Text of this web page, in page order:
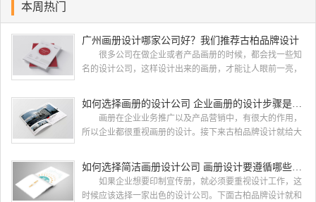
本周热门
广州画册设计哪家公司好？我们推荐古柏品牌设计
很多公司在做企业或者产品画册的时候，都会找一些知
名的设计公司，这样设计出来的画册，才能让人眼前一亮，
册设计找哪家公司。 广州画册设计哪家公司好？本地人
都会选择古柏品牌设计 广州古柏品牌设计有限公司成立
于2004年，是由一群专业、独特的IT精英组成的团队。一直
如何选择画册的设计公司 企业画册的设计步骤是怎样的
画册在企业业务推广以及产品营销中，有很大的作用，
所以企业都很重视画册的设计。接下来古柏品牌设计就给大
样的? 画册的设计公司 如何选择画册的设计公
司 一，设计水准，这个可以通过设计公司之前的案例来
大概判断一下，比如之前是否做过类似的行业等等 二，
如何选择简洁画册设计公司 画册设计要遵循哪些原则
如果企业想要印制宣传册，就必须要重视设计工作，这
时候应该选择一家出色的设计公司。下面古柏品牌设计就和